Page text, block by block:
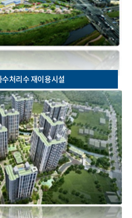
처리수 재이용시설